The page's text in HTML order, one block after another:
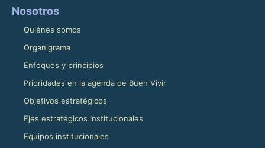
Nosotros
Quiénes somos
Organigrama
Enfoques y principios
Prioridades en la agenda de Buen Vivir
Objetivos estratégicos
Ejes estratégicos institucionales
Equipos institucionales